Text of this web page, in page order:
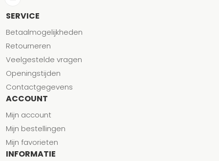
SERVICE
Betaalmogelijkheden
Retourneren
Veelgestelde vragen
Openingstijden
Contactgegevens
ACCOUNT
Mijn account
Mijn bestellingen
Mijn favorieten
INFORMATIE